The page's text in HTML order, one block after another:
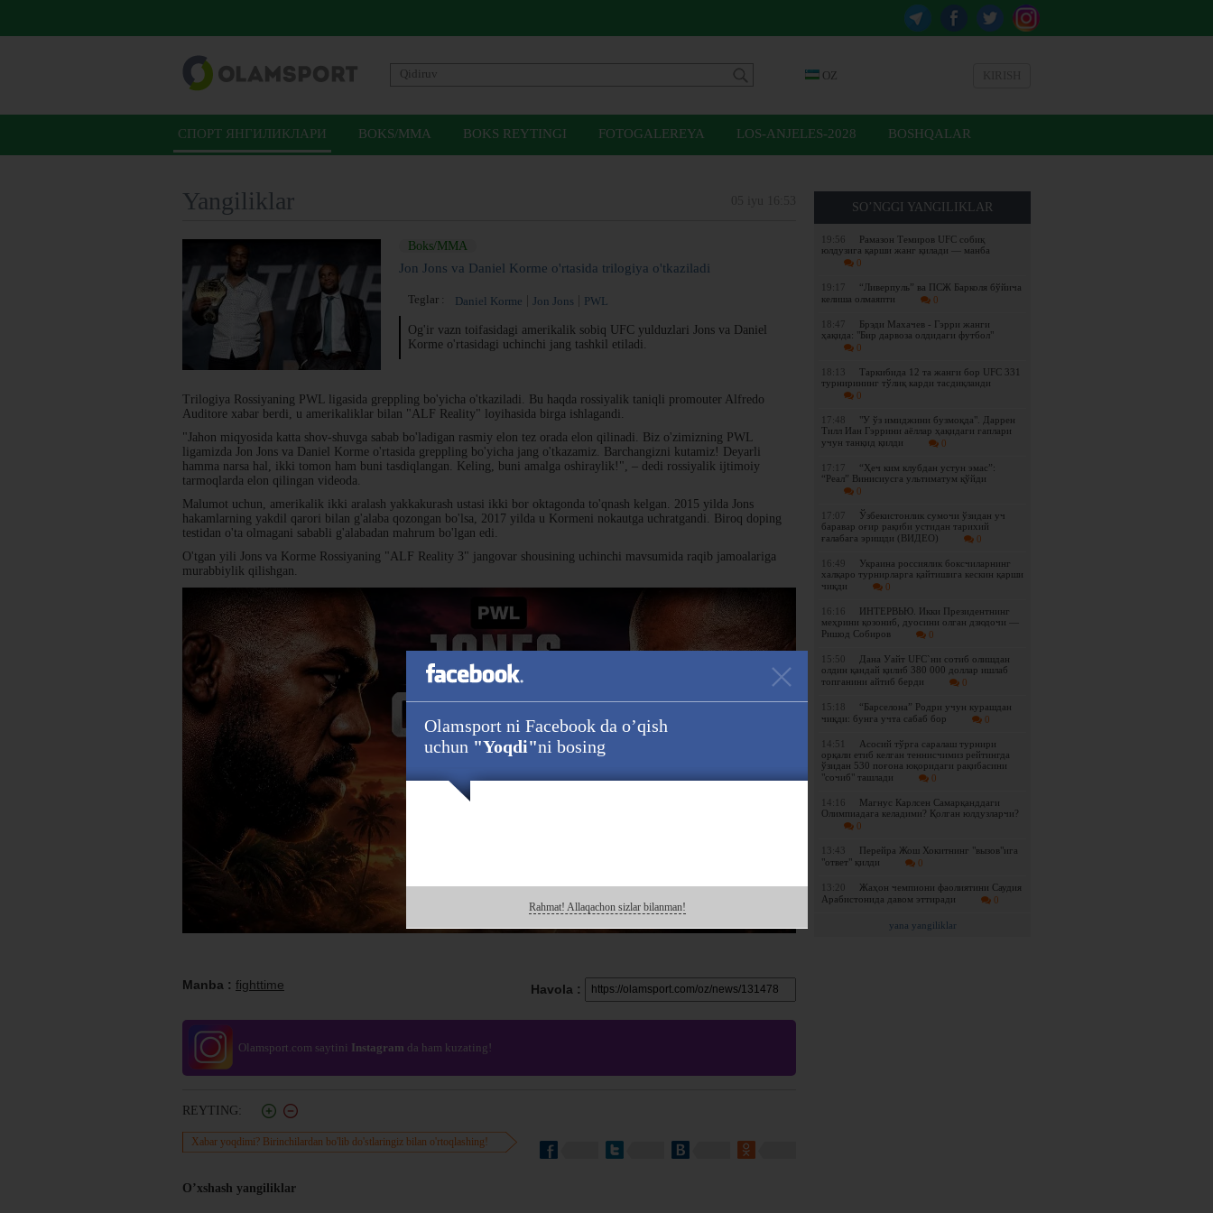
OZ
СПОРТ ЯНГИЛИКЛАРИ BOKS/MMA BOKS REYTINGI FOTOGALEREYA LOS-ANJELES-2028 BOSHQALAR
SO’NGGI YANGILIKLAR
19:56
Рамазон Темиров UFC собиқ
юлдузига қарши жанг қилади — манба
0
19:17
“Ливерпуль” ва ПСЖ Барколя бўйича
келиша олмаяпти
0
18:47
Брэди Махачев - Гэрри жанги
ҳақида: "Бир дарвоза олдидаги футбол"
0
18:13
Таркибида 12 та жанги бор UFC 331
турнирининг тўлиқ карди тасдиқланди
0
17:48
"У ўз имиджини бузмоқда". Даррен
Тилл Иан Гэррини аёллар ҳақидаги гаплари
учун танқид қилди
0
17:17
“Ҳеч ким клубдан устун эмас”:
“Реал” Винисиусга ультиматум қўйди
0
17:07
Ўзбекистонлик сумочи ўзидан уч
баравар оғир рақиби устидан тарихий
ғалабага эришди (ВИДЕО)
0
16:49
Украина россиялик боксчиларнинг
халқаро турнирларга қайтишига кескин қарши
чиқди
0
16:16
ИНТЕРВЬЮ. Икки Президентнинг
меҳрини қозониб, дуосини олган дзюдочи —
Ришод Собиров
0
15:50
Дана Уайт UFC`ни сотиб олишдан
олдин қандай қилиб 380 000 доллар ишлаб
топганини айтиб берди
0
15:18
“Барселона” Родри учун курашдан
чиқди: бунга учта сабаб бор
0
14:51
Асосий тўрга саралаш турнири
орқали етиб келган теннисчимиз рейтингда
ўзидан 530 поғона юқоридаги рақибасини
"сочиб" ташлади
0
14:16
Магнус Карлсен Самарқанддаги
Олимпиадага келадими? Қолган юлдузларчи?
0
13:43
Перейра Жош Хокитнинг "вызов"ига
"ответ" қилди
0
13:20
Жаҳон чемпиони фаолиятини Саудия
Арабистонида давом эттиради
0
yana yangiliklar
Yangiliklar
Boks/MMA
Jon Jons va Daniel Korme o'rtasida trilogiya o'tkaziladi
Teglar : Daniel Korme Jon Jons PWL
Og'ir vazn toifasidagi amerikalik sobiq UFC yulduzlari Jons va Daniel
Korme o'rtasidagi uchinchi jang tashkil etiladi.
Trilogiya Rossiyaning PWL ligasida greppling bo'yicha o'tkaziladi. Bu haqda rossiyalik taniqli promouter Alfredo
Auditore xabar berdi, u amerikaliklar bilan "ALF Reality" loyihasida birga ishlagandi.
"Jahon miqyosida katta shov-shuvga sabab bo'ladigan rasmiy elon tez orada elon qilinadi. Biz o'zimizning PWL
ligamizda Jon Jons va Daniel Korme o'rtasida greppling bo'yicha jang o'tkazamiz. Barchangizni kutamiz! Deyarli
hamma narsa hal, ikki tomon ham buni tasdiqlangan. Keling, buni amalga oshiraylik!", – dedi rossiyalik ijtimoiy
tarmoqlarda elon qilingan videoda.
Malumot uchun, amerikalik ikki aralash yakkakurash ustasi ikki bor oktagonda to'qnash kelgan. 2015 yilda Jons
hakamlarning yakdil qarori bilan g'alaba qozongan bo'lsa, 2017 yilda u Kormeni nokautga uchratgandi. Biroq doping
testidan o'ta olmagani sababli g'alabadan mahrum bo'lgan edi.
O'tgan yili Jons va Korme Rossiyaning "ALF Reality 3" jangovar shousining uchinchi mavsumida raqib jamoalariga
murabbiylik qilishgan.
Havola :
Manba : fighttime
Olamsport.com saytini Instagram da ham kuzating!
REYTING:
Xabar yoqdimi? Birinchilardan bo'lib do'stlaringiz bilan o'rtoqlashing!
O’xshash yangiliklar
Olamsport ni Facebook da o’qish
uchun "Yoqdi"ni bosing
Rahmat! Allaqachon sizlar bilanman!